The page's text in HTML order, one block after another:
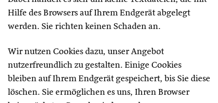
Hilfe des Browsers auf Ihrem Endgerät abgelegt
werden. Sie richten keinen Schaden an.
Wir nutzen Cookies dazu, unser Angebot
nutzerfreundlich zu gestalten. Einige Cookies
bleiben auf Ihrem Endgerät gespeichert, bis Sie diese
löschen. Sie ermöglichen es uns, Ihren Browser